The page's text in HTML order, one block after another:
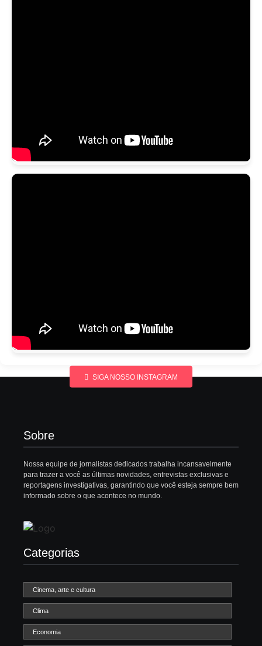
SIGA NOSSO INSTAGRAM
Sobre
Nossa equipe de jornalistas dedicados trabalha incansavelmente
para trazer a você as últimas novidades, entrevistas exclusivas e
reportagens investigativas, garantindo que você esteja sempre bem
informado sobre o que acontece no mundo.
Categorias
Cinema, arte e cultura
Clima
Economia